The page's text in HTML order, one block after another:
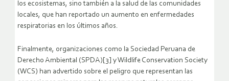
los ecosistemas, sino también a la salud de las comunidades
locales, que han reportado un aumento en enfermedades
respiratorias en los últimos años.
Finalmente, organizaciones como la Sociedad Peruana de
Derecho Ambiental (SPDA)[3] y Wildlife Conservation Society
(WCS) han advertido sobre el peligro que representan las